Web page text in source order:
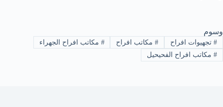
وسوم
#تجهيوات افراح #مكاتب افراح # مكاتب افراح الجهراء
#مكاتب افراح الفحيحيل